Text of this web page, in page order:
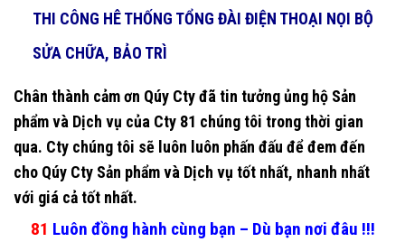
THI CÔNG HÊ THỐNG TỔNG ĐÀI ĐIỆN THOẠI NỌI BỘ
SỬA CHỮA, BẢO TRÌ
Chân thành cảm ơn Qúy Cty đã tin tưởng ủng hộ Sản
phẩm và Dịch vụ của Cty 81 chúng tôi trong thời gian
qua. Cty chúng tôi sẽ luôn luôn phấn đấu để đem đến
cho Qúy Cty Sản phẩm và Dịch vụ tốt nhất, nhanh nhất
với giá cả tốt nhất.
81 Luôn đồng hành cùng bạn – Dù bạn nơi đâu !!!